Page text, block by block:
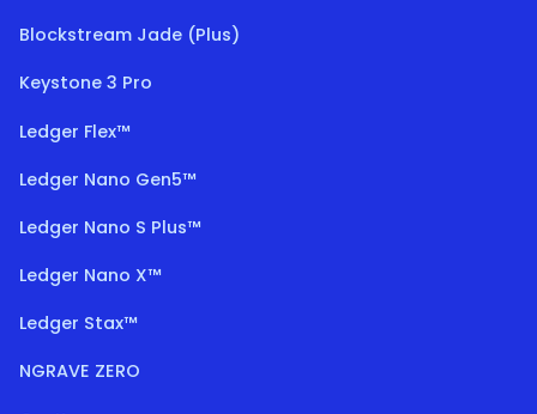
Blockstream Jade (Plus)
Keystone 3 Pro
Ledger Flex™
Ledger Nano Gen5™
Ledger Nano S Plus™
Ledger Nano X™
Ledger Stax™
NGRAVE ZERO